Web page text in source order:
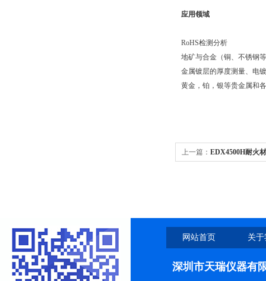
应用领域
RoHS检测分析
地矿与合金（铜、不锈钢
金属镀层的厚度测量、电
黄金，铂，银等贵金属和
上一篇： EDX4500H耐火
网站首页 关
深圳市天瑞仪器有